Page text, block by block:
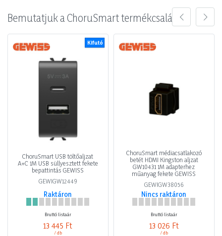
Bemutatjuk a ChoruSmart termékcsaládot
Kifutó
ChoruSmart USB töltőaljzat
A+C 1M USB süllyesztett fekete
bepattintás GEWISS
GEWIGW12449
Raktáron
Bruttó listaár
13 445 Ft
/ db
ChoruSmart médiacsatlakozó
betét HDMI Kingston aljzat
GW10431 1M adapterhez
műanyag fekete GEWISS
GEWIGW38056
Nincs raktáron
Bruttó listaár
13 026 Ft
/ db